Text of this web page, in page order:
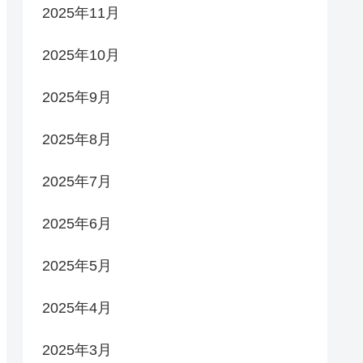
2025年11月
2025年10月
2025年9月
2025年8月
2025年7月
2025年6月
2025年5月
2025年4月
2025年3月